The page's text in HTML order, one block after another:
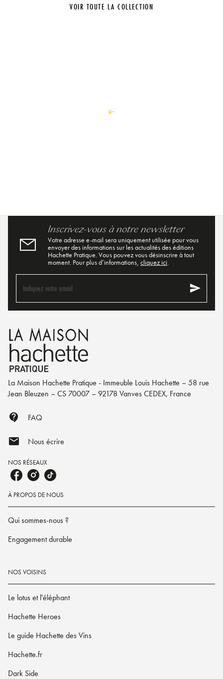
VOIR TOUTE LA COLLECTION
Inscrivez-vous à notre newsletter
Votre adresse e-mail sera uniquement utilisée pour vous
envoyer des informations sur les actualités des éditions
Hachette Pratique. Vous pouvez vous désinscrire à tout
moment. Pour plus d’informations, cliquez ici.
Indiquez votre email send
La Maison Hachette Pratique - Immeuble Louis Hachette – 58 rue
Jean Bleuzen – CS 70007 – 92178 Vanves CEDEX, France
contact_support FAQ
mail Nous écrire
NOS RÉSEAUX
À PROPOS DE NOUS
Qui sommes-nous ?
Engagement durable
NOS VOISINS
Le lotus et l'éléphant
Hachette Heroes
Le guide Hachette des Vins
Hachette.fr
Dark Side